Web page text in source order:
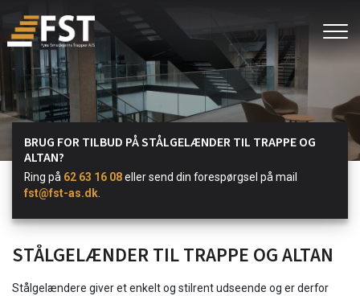
hovedindhold
BRUG FOR TILBUD PÅ STÅLGELÆNDER TIL TRAPPE OG
ALTAN?
Ring på 62 63 16 08eller send din forespørgsel på mail
fst@fst-as.dk
STÅLGELÆNDER TIL TRAPPE OG ALTAN
Stålgelændere giver et enkelt og stilrent udseende og er derfor